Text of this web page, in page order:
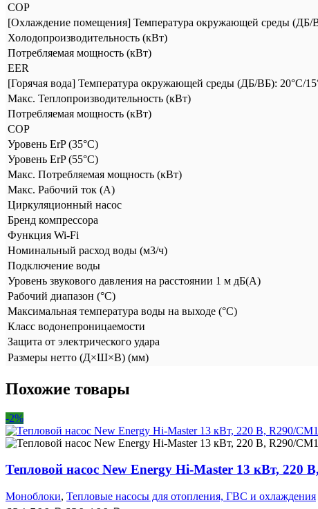
COP
[Охлаждение помещения] Температура окружающей среды (ДБ/
Холодопроизводительность (кВт)
Потребляемая мощность (кВт)
EER
[Горячая вода] Температура окружающей среды (ДБ/ВБ): 20°C/
Макс. Теплопроизводительность (кВт)
Потребляемая мощность (кВт)
COP
Уровень ErP (35°C)
Уровень ErP (55°C)
Макс. Потребляемая мощность (кВт)
Макс. Рабочий ток (А)
Циркуляционный насос
Бренд компрессора
Функция Wi-Fi
Номинальный расход воды (м3/ч)
Подключение воды
Уровень звукового давления на расстоянии 1 м дБ(А)
Рабочий диапазон (°C)
Максимальная температура воды на выходе (°C)
Класс водонепроницаемости
Защита от электрического удара
Размеры нетто (Д×Ш×В) (мм)
Похожие товары
-2%
Тепловой насос New Energy Hi-Master 13 кВт, 220
Моноблоки, Тепловые насосы для отопления, ГВС и охлаждения